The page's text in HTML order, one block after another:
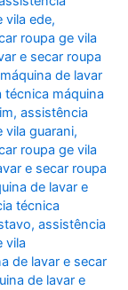
vila ede,
roupa ge vila
e secar roupa
de lavar
técnica máquina
,assistência
vila guarani,
roupa ge vila
e secar roupa
de lavar e
técnica
,assistência
vila
de lavar e secar
de lavar e